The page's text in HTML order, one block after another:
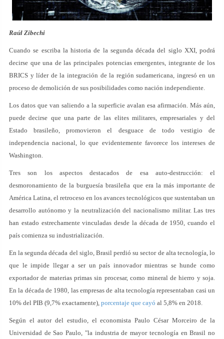
Raúl Zibechi
Cuando se escriba la historia de la segunda década del siglo XXI, podrá
decirse que una de las principales potencias emergentes, integrante de los
BRICS y líder de la integración de la región sudamericana, ingresó en un
proceso de demolición de sus posibilidades como nación independiente.
Los datos que van saliendo a la superficie avalan esa afirmación. Más aún,
puede decirse que una parte de las elites militares, empresariales y del
Estado brasileño, promovieron el desguace de todo vestigio de
independencia nacional, lo que evidentemente favorece los intereses de
Washington.
Tres son los aspectos destacados de esa auto-destrucción: el
desmoronamiento de la burguesía brasileña que era la más importante de
América Latina, el retroceso en los avances tecnológicos que sustentaban un
desarrollo autónomo y la neutralización del nacionalismo militar. Las tres
han estado estrechamente vinculadas desde la década de 1950, cuando el
país comienza su industrialización.
En la segunda década del siglo, Brasil perdió su sector de alta tecnología, lo
que le impide llegar a ser un país innovador mientras se hunde como
exportador de materias primas sin procesar, como mineral de hierro y soja.
En la década de 1980, las empresas de alta tecnología representaban casi un
10% del PIB (9,7% exactamente), porcentaje que cayó al 5,8% en 2018.
Según el autor del estudio, el economista Paulo César Morceiro de la
Universidad de Sao Paulo, "la industria de mayor tecnología en Brasil no